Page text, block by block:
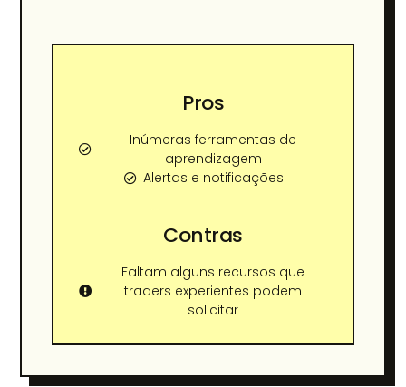
Pros
Inúmeras ferramentas de
aprendizagem
Alertas e notificações
Contras
Faltam alguns recursos que
traders experientes podem
solicitar